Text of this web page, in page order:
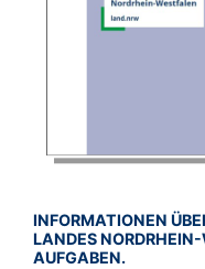
BROSCHÜRE:
INFORMATIONEN
LANDES
AUFGABEN.